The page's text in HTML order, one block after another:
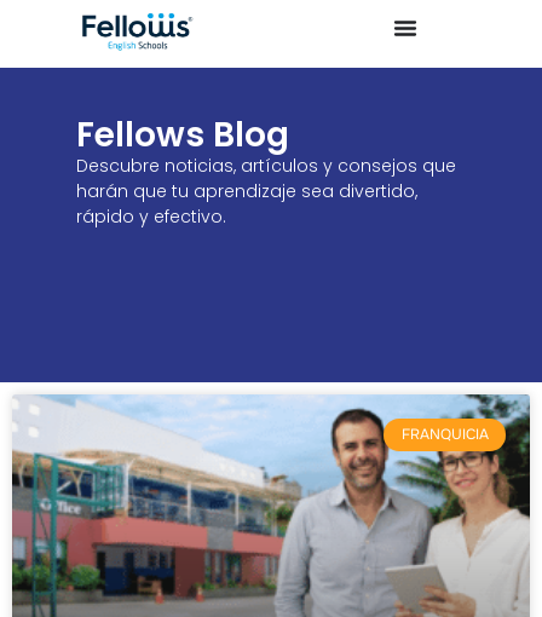
Fellows Blog
Descubre noticias, artículos y consejos que
harán que tu aprendizaje sea divertido,
rápido y efectivo.
FRANQUICIA